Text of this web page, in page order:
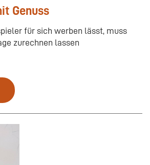
Genuss
für sich werben lässt, muss
zurechnen lassen